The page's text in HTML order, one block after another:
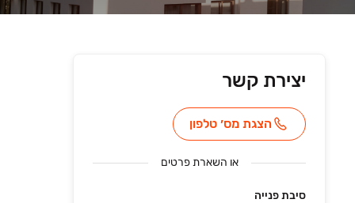
יצירת קשר
הצגת מס׳ טלפון
או השארת פרטים
סיבת פנייה